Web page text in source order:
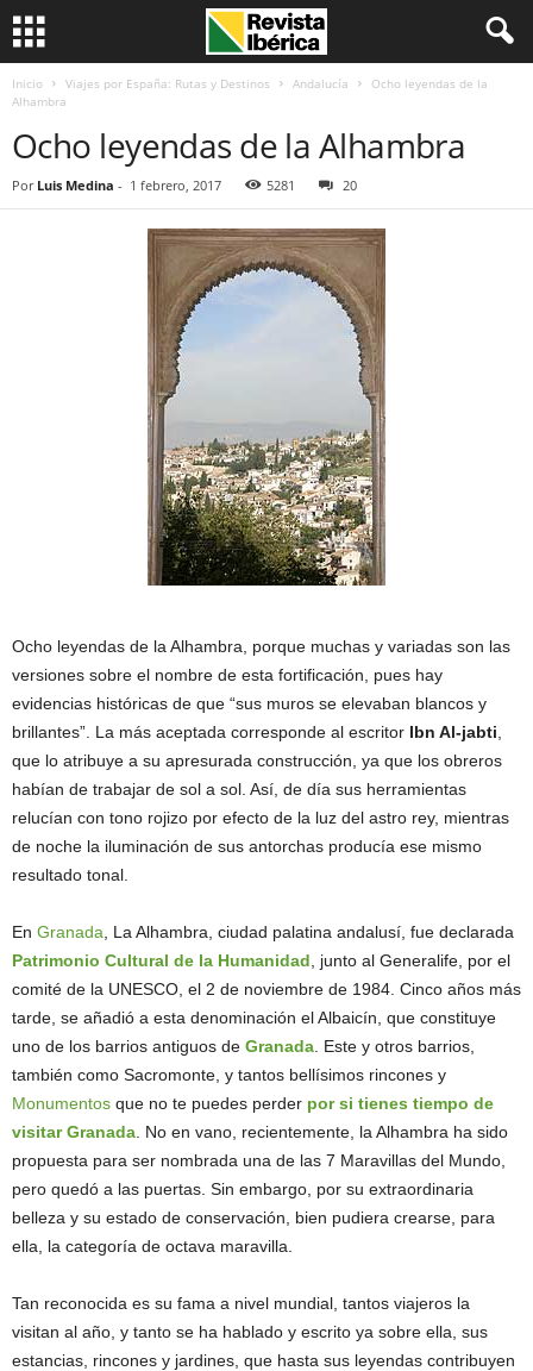
Inicio Viajes por España: Rutas y Destinos Andalucía
Ocho leyendas de la
Alhambra
Ocho leyendas de la Alhambra
Por Luis Medina - 1 febrero, 2017 5281 20
Ocho leyendas de la Alhambra, porque muchas y variadas son las
versiones sobre el nombre de esta fortificación, pues hay
evidencias históricas de que “sus muros se elevaban blancos y
brillantes”. La más aceptada corresponde al escritor Ibn Al-jabti
que lo atribuye a su apresurada construcción, ya que los obreros
habían de trabajar de sol a sol. Así, de día sus herramientas
relucían con tono rojizo por efecto de la luz del astro rey, mientras
de noche la iluminación de sus antorchas producía ese mismo
resultado tonal.
En Granada , La Alhambra, ciudad palatina andalusí, fue declarada
Patrimonio Cultural de la Humanidad , junto al Generalife, por el
comité de la UNESCO, el 2 de noviembre de 1984. Cinco años más
tarde, se añadió a esta denominación el Albaicín, que constituye
uno de los barrios antiguos de Granada . Este y otros barrios,
también como Sacromonte, y tantos bellísimos rincones y
Monumentos que no te puedes perder por si tienes tiempo de
visitar Granada . No en vano, recientemente, la Alhambra ha sido
propuesta para ser nombrada una de las 7 Maravillas del Mundo,
pero quedó a las puertas. Sin embargo, por su extraordinaria
belleza y su estado de conservación, bien pudiera crearse, para
ella, la categoría de octava maravilla.
Tan reconocida es su fama a nivel mundial, tantos viajeros la
visitan al año, y tanto se ha hablado y escrito ya sobre ella, sus
estancias, rincones y jardines, que hasta sus leyendas contribuyen